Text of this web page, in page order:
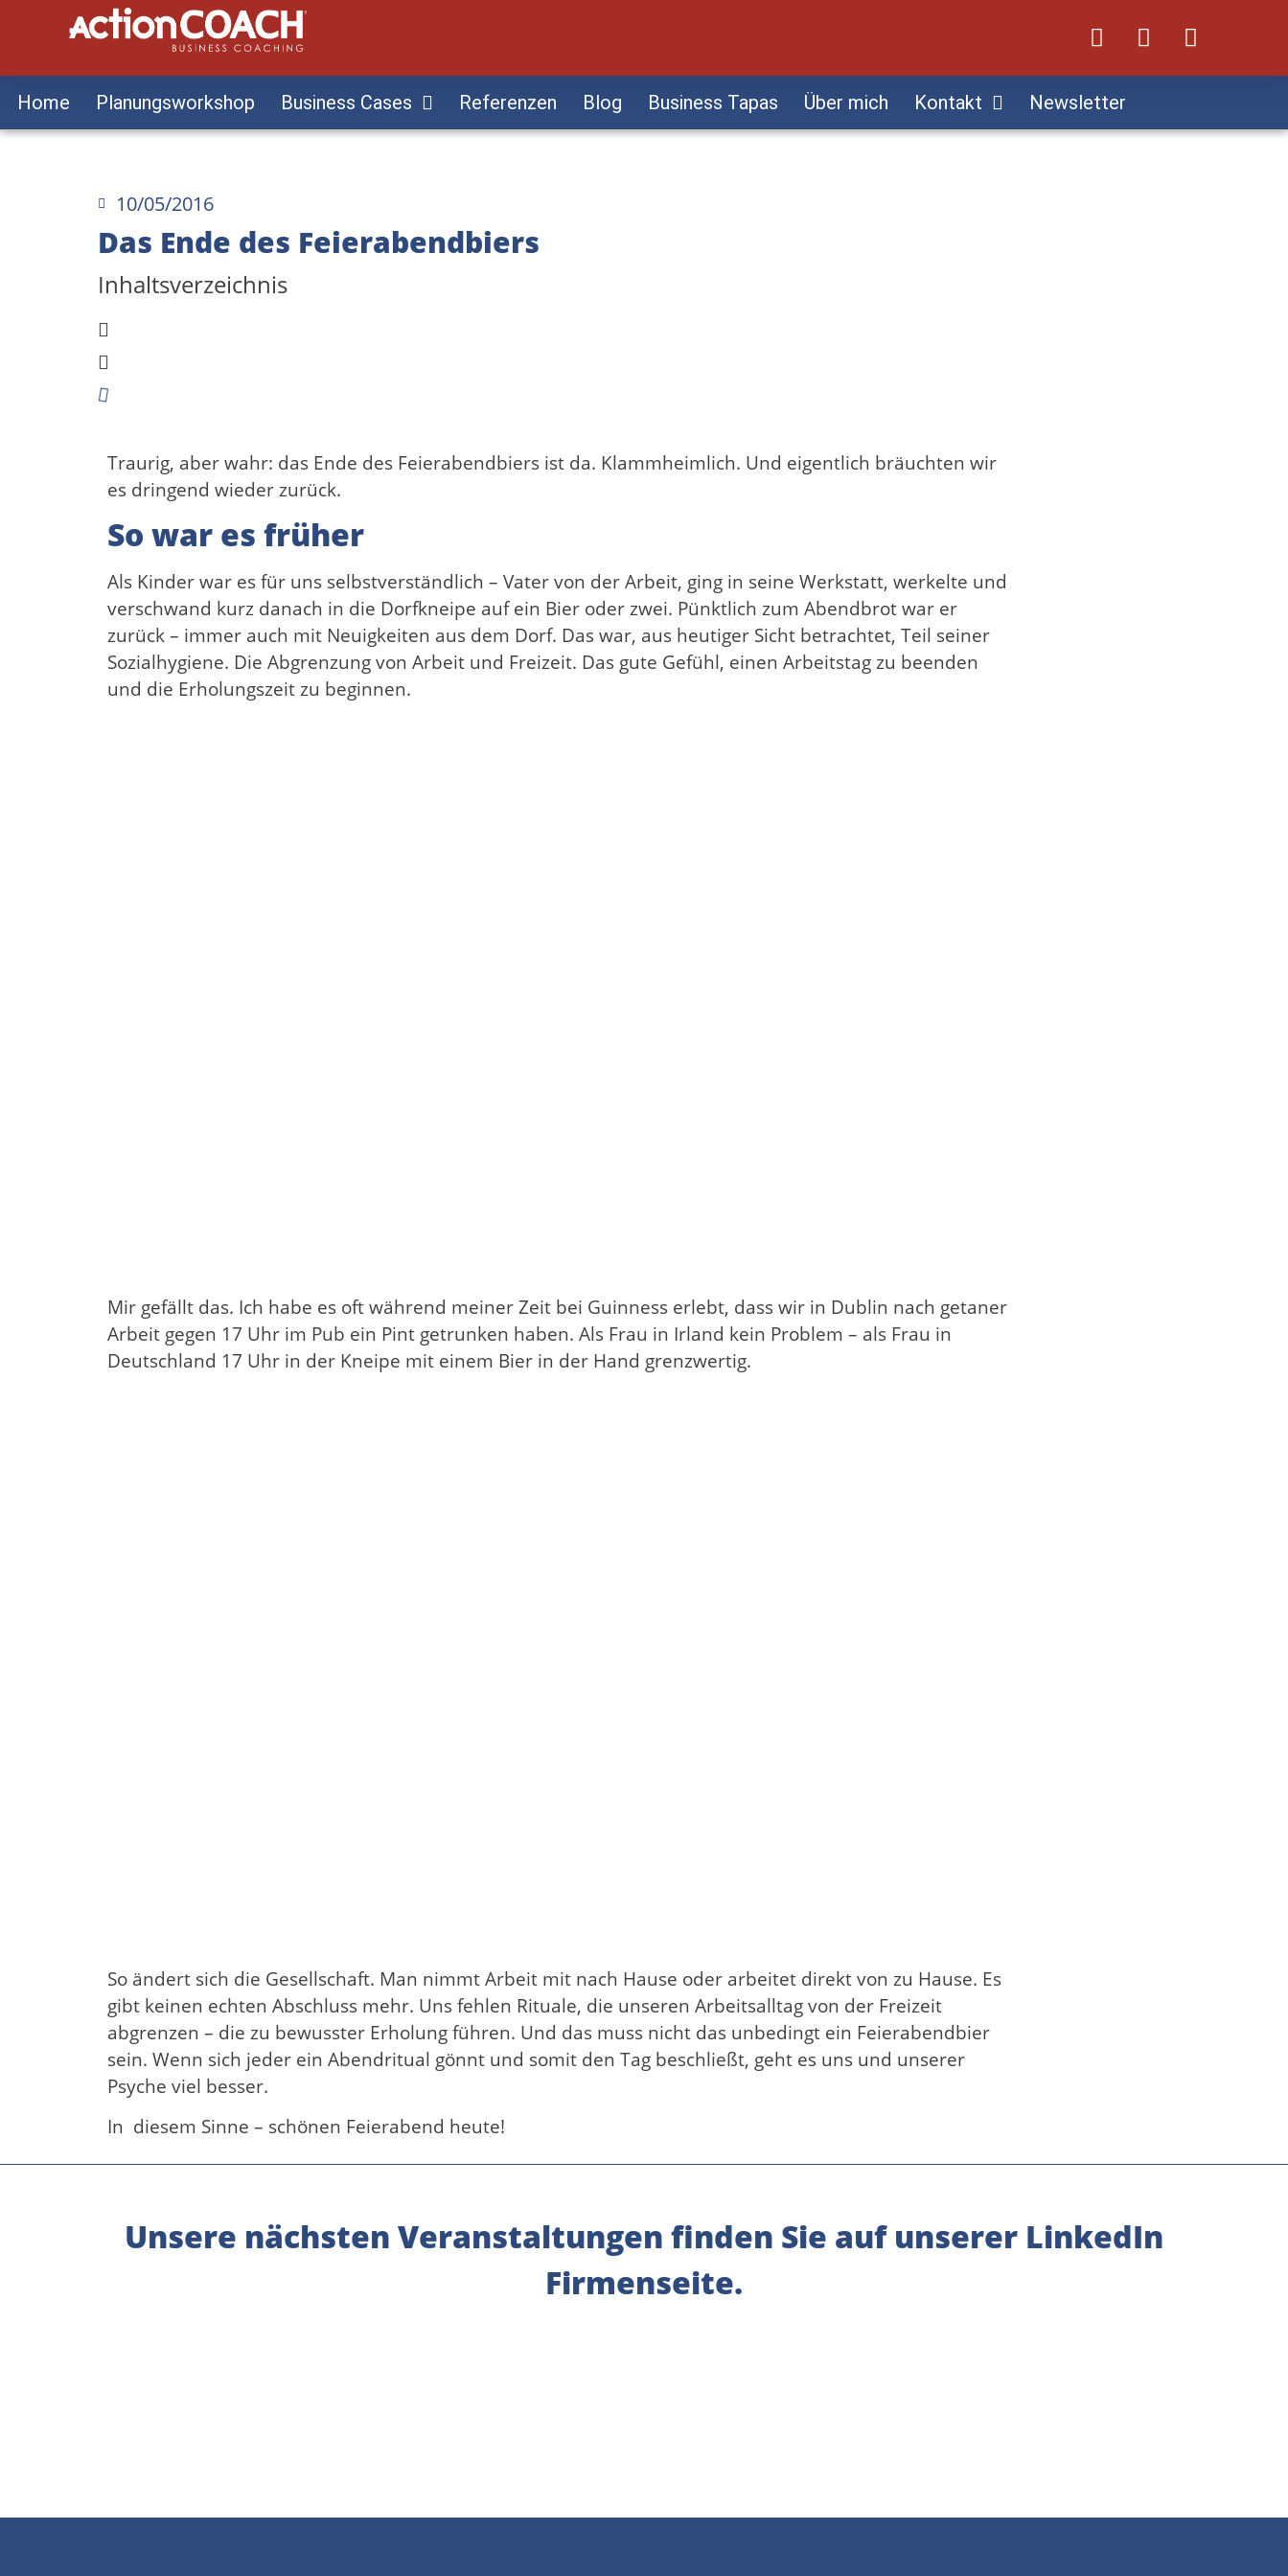
Home Planungsworkshop Business Cases Referenzen Blog Business Tapas Über mich Kontakt Newsletter
10/05/2016
Das Ende des Feierabendbiers
Inhaltsverzeichnis
Traurig, aber wahr: das Ende des Feierabendbiers ist da. Klammheimlich. Und eigentlich bräuchten wir
es dringend wieder zurück.
So war es früher
Als Kinder war es für uns selbstverständlich – Vater von der Arbeit, ging in seine Werkstatt, werkelte und
verschwand kurz danach in die Dorfkneipe auf ein Bier oder zwei. Pünktlich zum Abendbrot war er
zurück – immer auch mit Neuigkeiten aus dem Dorf. Das war, aus heutiger Sicht betrachtet, Teil seiner
Sozialhygiene. Die Abgrenzung von Arbeit und Freizeit. Das gute Gefühl, einen Arbeitstag zu beenden
und die Erholungszeit zu beginnen.
Mir gefällt das. Ich habe es oft während meiner Zeit bei Guinness erlebt, dass wir in Dublin nach getaner
Arbeit gegen 17 Uhr im Pub ein Pint getrunken haben. Als Frau in Irland kein Problem – als Frau in
Deutschland 17 Uhr in der Kneipe mit einem Bier in der Hand grenzwertig.
So ändert sich die Gesellschaft. Man nimmt Arbeit mit nach Hause oder arbeitet direkt von zu Hause. Es
gibt keinen echten Abschluss mehr. Uns fehlen Rituale, die unseren Arbeitsalltag von der Freizeit
abgrenzen – die zu bewusster Erholung führen. Und das muss nicht das unbedingt ein Feierabendbier
sein. Wenn sich jeder ein Abendritual gönnt und somit den Tag beschließt, geht es uns und unserer
Psyche viel besser.
In diesem Sinne – schönen Feierabend heute!
Unsere nächsten Veranstaltungen finden Sie auf unserer LinkedIn
Firmenseite.